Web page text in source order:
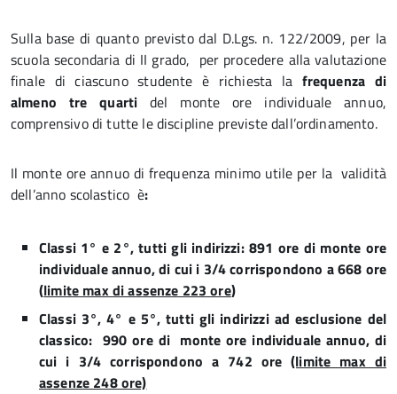
Sulla base di quanto previsto dal D.Lgs. n. 122/2009, per la
scuola secondaria di II grado, per procedere alla valutazione
finale di ciascuno studente è richiesta la frequenza di
almeno tre quarti del monte ore individuale annuo,
comprensivo di tutte le discipline previste dall’ordinamento.
Il monte ore annuo di frequenza minimo utile per la validità
dell’anno scolastico è:
Classi 1° e 2°, tutti gli indirizzi: 891 ore di monte ore
individuale annuo, di cui i 3/4 corrispondono a 668 ore
(limite max di assenze 223 ore)
Classi 3°, 4° e 5°, tutti gli indirizzi ad esclusione del
classico: 990 ore di monte ore individuale annuo, di
cui i 3/4 corrispondono a 742 ore(limite max di
assenze 248 ore)